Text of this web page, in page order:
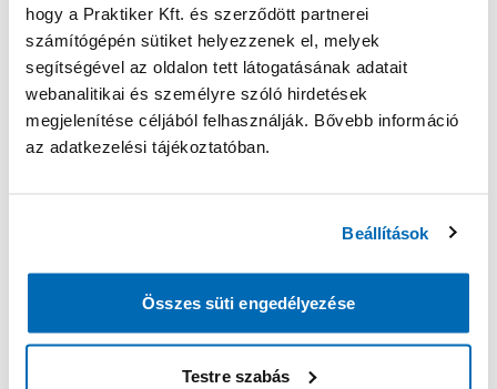
hogy a Praktiker Kft. és szerződött partnerei
számítógépén sütiket helyezzenek el, melyek
segítségével az oldalon tett látogatásának adatait
webanalitikai és személyre szóló hirdetések
megjelenítése céljából felhasználják. Bővebb információ
az adatkezelési tájékoztatóban.
Beállítások
Összes süti engedélyezése
Testre szabás